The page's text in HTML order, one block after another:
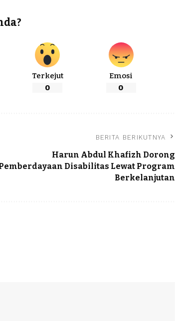
Terkejut
0
Emosi
0
BERITA BERIKUTNYA
Harun Abdul Khafizh Dorong
Disabilitas Lewat Program
Berkelanjutan